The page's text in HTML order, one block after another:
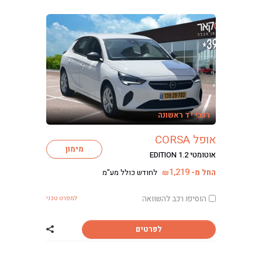
רכבי יד ראשונה
אופל CORSA
אוטומטי EDITION 1.2 מימון
החל מ- ₪1,219 לחודש כולל מע"מ
הוסיפו רכב להשוואה למפרט טכני
לפרטים שתף רכב אופל CORSA